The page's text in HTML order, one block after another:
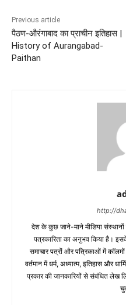
Previous article
पैठण-औरंगाबाद का प्राचीन इतिहास |
History of Aurangabad-
Paithan
http://
देश के कुछ जाने-माने मीडिया
पत्रकारिता का अनुभव किया है।
समाचार पत्रों और पत्रिकाओं में
वर्तमान में धर्म, अध्यात्म, इतिहास और
प्रकार की जानकारियों से संबंधित लेख